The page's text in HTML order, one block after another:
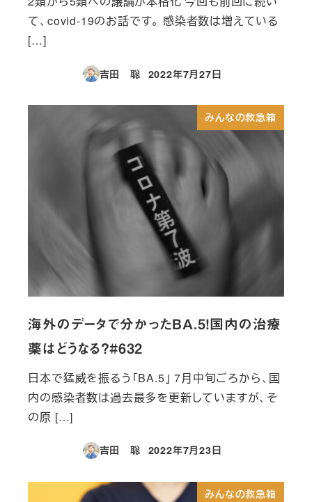
て、covid-19のお話です。 感染者数は増えている
[…]
吉田 聡
投稿日
2022年7月27日
みんなの救急箱
海外のデータで分かったBA.5！国内の治療
薬はどうなる？#632
日本で猛威を振るう「BA.5」 7月中旬ごろから、国
内の感染者数は過去最多を更新していますが、そ
の原 […]
吉田 聡
投稿日
2022年7月23日
みんなの救急箱